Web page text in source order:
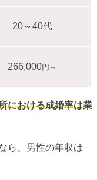
20～40代
266,000円～
における成婚率は業
ら、男性の年収は